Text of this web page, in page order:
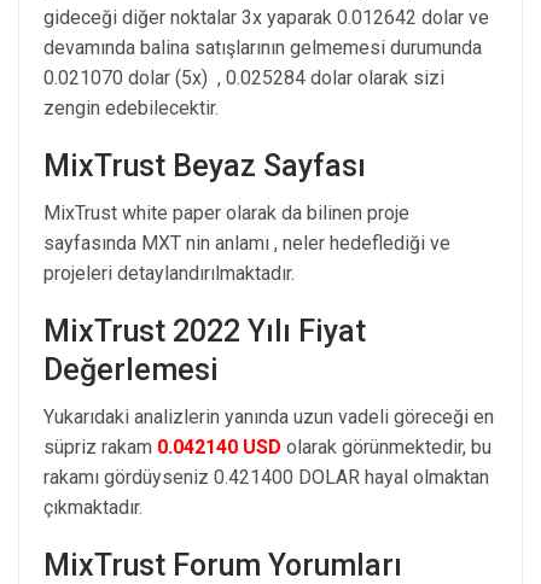
gideceği diğer noktalar 3x yaparak 0.012642 dolar ve
devamında balina satışlarının gelmemesi durumunda
0.021070 dolar (5x) , 0.025284 dolar olarak sizi
zengin edebilecektir.
MixTrust Beyaz Sayfası
MixTrust white paper olarak da bilinen proje
sayfasında MXT nin anlamı , neler hedeflediği ve
projeleri detaylandırılmaktadır.
MixTrust 2022 Yılı Fiyat
Değerlemesi
Yukarıdaki analizlerin yanında uzun vadeli göreceği en
süpriz rakam 0.042140 USD olarak görünmektedir, bu
rakamı gördüyseniz 0.421400 DOLAR hayal olmaktan
çıkmaktadır.
MixTrust Forum Yorumları